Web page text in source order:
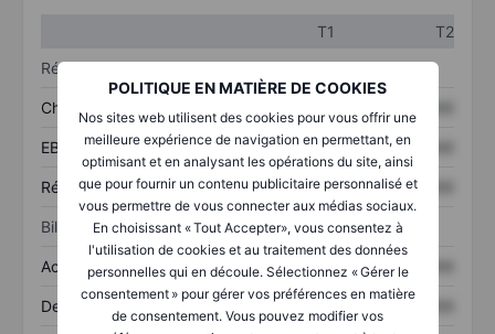
POLITIQUE EN MATIÈRE DE COOKIES
Nos sites web utilisent des cookies pour vous offrir une
meilleure expérience de navigation en permettant, en
optimisant et en analysant les opérations du site, ainsi
que pour fournir un contenu publicitaire personnalisé et
vous permettre de vous connecter aux médias sociaux.
En choisissant « Tout Accepter», vous consentez à
l'utilisation de cookies et au traitement des données
personnelles qui en découle. Sélectionnez « Gérer le
consentement » pour gérer vos préférences en matière
de consentement. Vous pouvez modifier vos
T1
T2
Résultats
Chiffre d’affaires
EBITDA XXXXXXX XXXXXXX
Résultat net XXXXXXX XXXXXXX
Bilan
Actifs totaux XXXXXXX XXXXXXX
Dette totale XXXXXXX